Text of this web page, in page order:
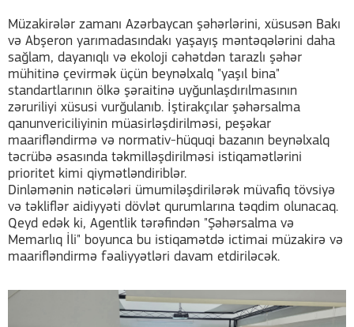
Müzakirələr zamanı Azərbaycan şəhərlərini, xüsusən Bakı
və Abşeron yarımadasındakı yaşayış məntəqələrini daha
sağlam, dayanıqlı və ekoloji cəhətdən tarazlı şəhər
mühitinə çevirmək üçün beynəlxalq "yaşıl bina"
standartlarının ölkə şəraitinə uyğunlaşdırılmasının
zəruriliyi xüsusi vurğulanıb. İştirakçılar şəhərsalma
qanunvericiliyinin müasirləşdirilməsi, peşəkar
maarifləndirmə və normativ-hüquqi bazanın beynəlxalq
təcrübə əsasında təkmilləşdirilməsi istiqamətlərini
prioritet kimi qiymətləndiriblər.
Dinləmənin nəticələri ümumiləşdirilərək müvafiq tövsiyə
və təkliflər aidiyyəti dövlət qurumlarına təqdim olunacaq.
Qeyd edək ki, Agentlik tərəfindən "Şəhərsalma və
Memarlıq İli" boyunca bu istiqamətdə ictimai müzakirə və
maarifləndirmə fəaliyyətləri davam etdiriləcək.